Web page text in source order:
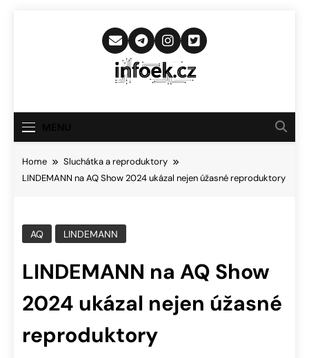
Infoek.cz
Novinkám
Home
Sluchátka a reproduktory
LINDEMANN na AQ Show 2024 ukázal nejen úžasné reproduktory
AQ LINDEMANN
LINDEMANN na AQ Show
2024 ukázal nejen úžasné
reproduktory